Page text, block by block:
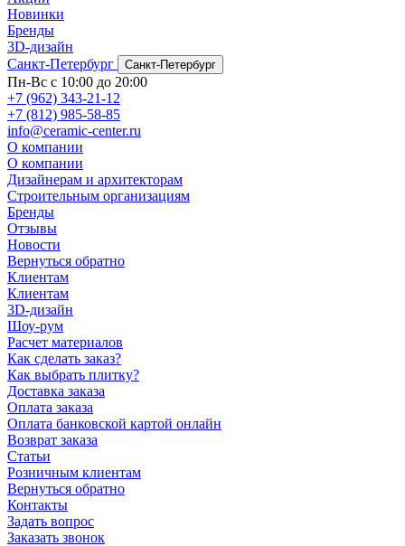
Новинки
Бренды
3D-дизайн
Санкт-Петербург
Санкт-Петербург
Пн-Вс с 10:00 до 20:00
+7 (962) 343-21-12
+7 (812) 985-58-85
info@ceramic-center.ru
О компании
О компании
Дизайнерам и архитекторам
Строительным организациям
Бренды
Отзывы
Новости
Вернуться обратно
Клиентам
Клиентам
3D-дизайн
Шоу-рум
Расчет материалов
Как сделать заказ?
Как выбрать плитку?
Доставка заказа
Оплата заказа
Оплата банковской картой онлайн
Возврат заказа
Статьи
Розничным клиентам
Вернуться обратно
Контакты
Задать вопрос
Заказать звонок